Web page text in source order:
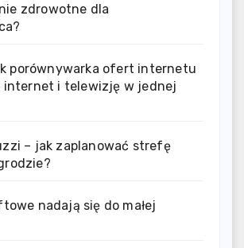
zdrowotne dla
porównywarka ofert internetu
internet i telewizję w jednej
– jak zaplanować strefę
nadają się do małej